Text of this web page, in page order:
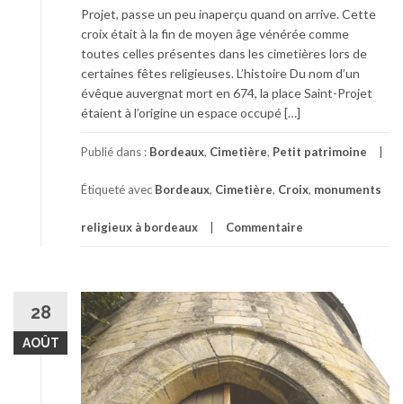
Projet, passe un peu inaperçu quand on arrive. Cette
croix était à la fin de moyen âge vénérée comme
toutes celles présentes dans les cimetières lors de
certaines fêtes religieuses. L’histoire Du nom d’un
évêque auvergnat mort en 674, la place Saint-Projet
étaient à l’origine un espace occupé […]
Publié dans : Bordeaux, Cimetière, Petit patrimoine
Étiqueté avec Bordeaux, Cimetière, Croix, monuments
religieux à bordeaux Commentaire
28
AOÛT